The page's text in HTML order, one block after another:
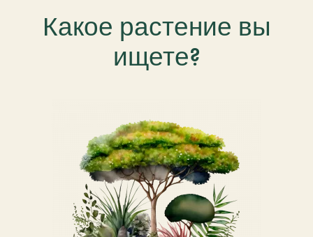
Какое растение вы
ищете?